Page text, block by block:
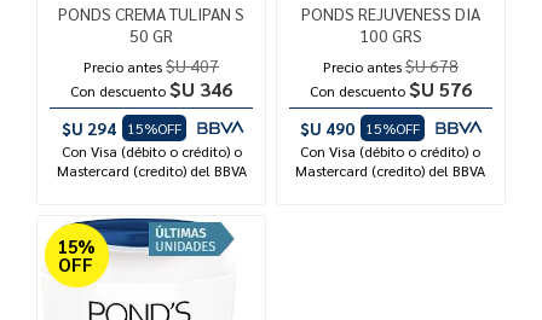
PONDS CREMA TULIPAN S
50 GR
Precio antes$U 407
Con descuento $U 346
$U 294
15%OFF
Con Visa (débito o crédito) o
Mastercard (credito) del BBVA
PONDS REJUVENESS DIA
100 GRS
Precio antes$U 678
Con descuento $U 576
$U 490
15%OFF
Con Visa (débito o crédito) o
Mastercard (credito) del BBVA
15%
OFF